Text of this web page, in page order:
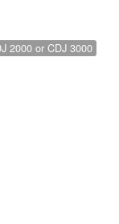
2000 or CDJ 3000